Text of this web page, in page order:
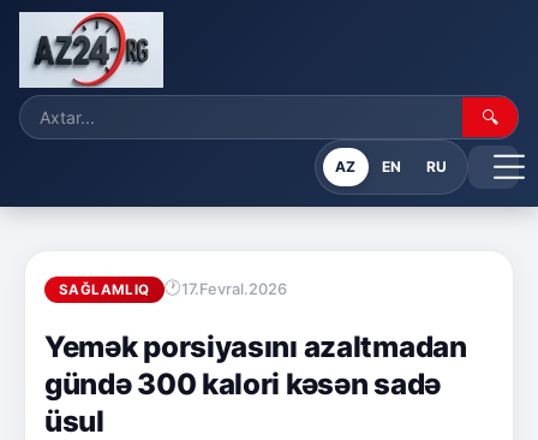
🔍
AZ EN RU
SAĞLAMLIQ 17.Fevral.2026
Yemək porsiyasını azaltmadan
gündə 300 kalori kəsən sadə
üsul